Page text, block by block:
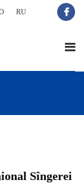
RU
Sîngerei